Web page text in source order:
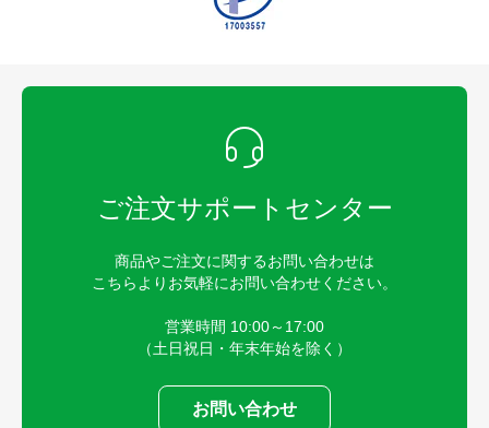
ご注文サポートセンター
商品やご注文に関するお問い合わせは
こちらよりお気軽にお問い合わせください。
営業時間 10:00～17:00
（土日祝日・年末年始を除く）
お問い合わせ